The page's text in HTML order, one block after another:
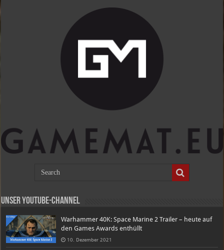
Unser Youtube-Channel
Warhammer 40K: Space Marine 2 Trailer – heute auf
den Games Awards enthüllt
10. Dezember 2021